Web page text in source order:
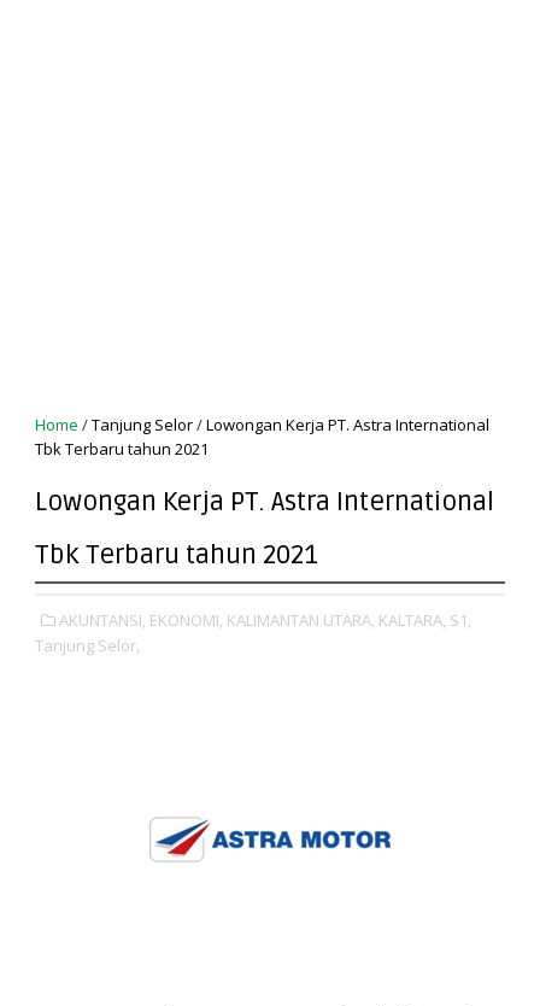
Home /Tanjung Selor/Lowongan Kerja PT. Astra International
Tbk Terbaru tahun 2021
Lowongan Kerja PT. Astra International
Tbk Terbaru tahun 2021
AKUNTANSI, EKONOMI, KALIMANTAN UTARA, KALTARA, S1,
Tanjung Selor,